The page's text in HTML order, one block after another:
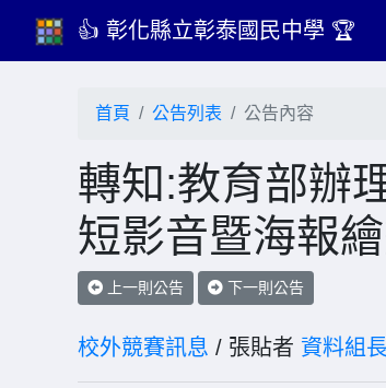
👍 彰化縣立彰泰國民中學 🏆
首頁 公告列表 公告內容
轉知:教育部辦
短影音暨海報
上一則公告 下一則公告
校外競賽訊息 / 張貼者 資料組長